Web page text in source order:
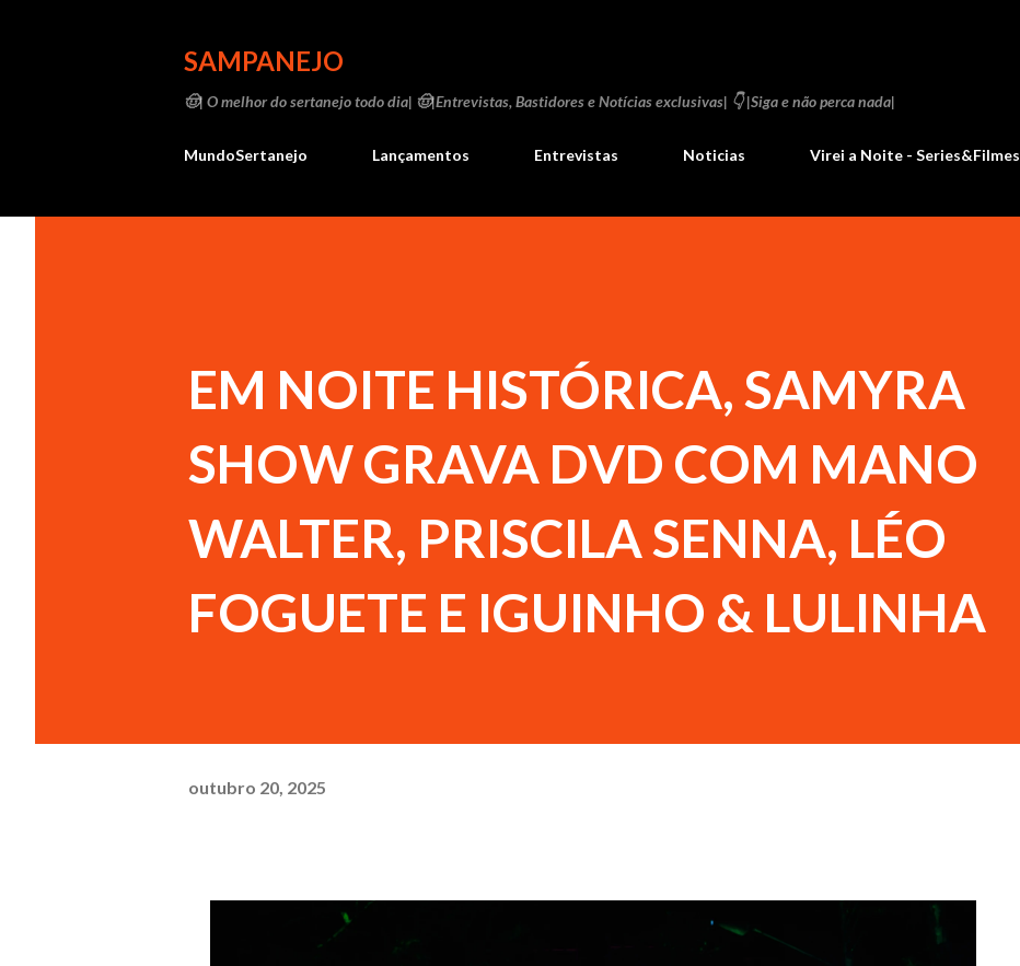
SAMPANEJO
🤠| O melhor do sertanejo todo dia| 🤠|Entrevistas, Bastidores e Notícias exclusivas| 👇 |Siga e não perca nada|
MundoSertanejo Lançamentos Entrevistas Noticias Virei a Noite - Series&Filmes
EM NOITE HISTÓRICA, SAMYRA
SHOW GRAVA DVD COM MANO
WALTER, PRISCILA SENNA, LÉO
FOGUETE E IGUINHO & LULINHA
outubro 20, 2025